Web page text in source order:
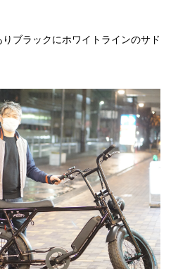
ブラックにホワイトラインのサド